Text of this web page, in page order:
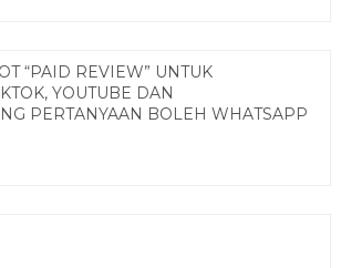
“PAID REVIEW” UNTUK
YOUTUBE DAN
PERTANYAAN BOLEH WHATSAPP